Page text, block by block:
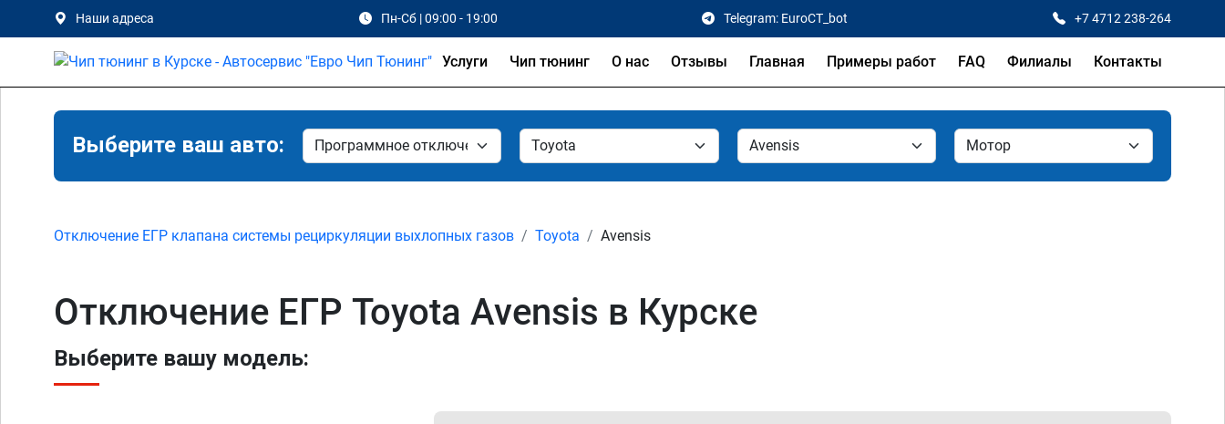
Наши адреса Пн-Сб | 09:00 - 19:00 Telegram: EuroCT_bot +7 4712 238-264
Услуги Чип тюнинг О нас Отзывы Главная Примеры работ FAQ Филиалы Контакты
Выберите ваш авто:
Отключение ЕГР клапана системы рециркуляции выхлопных газов Toyota Avensis
Отключение ЕГР Toyota Avensis в Курске
Выберите вашу модель: